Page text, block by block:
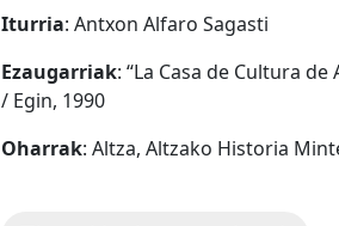
Iturria: Antxon Alfaro Sagasti
Ezaugarriak: “La Casa de Cultura
/ Egin, 1990
Oharrak: Altza, Altzako Historia